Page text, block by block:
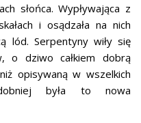
słońca. Wypływająca z
i osądzała na nich
lód. Serpentyny wiły się
o dziwo całkiem dobrą
opisywaną w wszelkich
była to nowa